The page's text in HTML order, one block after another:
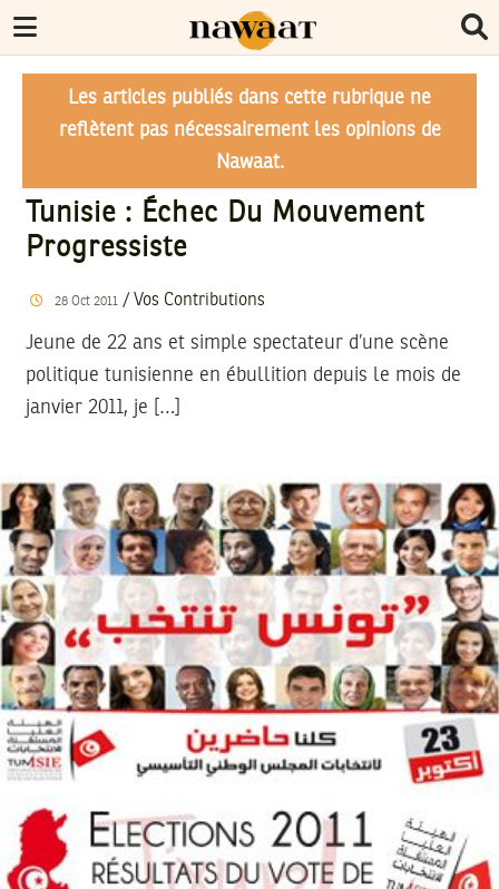
Les articles publiés dans cette rubrique ne
reflètent pas nécessairement les opinions de
Nawaat.
Tunisie : Échec Du Mouvement
Progressiste
28 Oct 2011/ Vos Contributions
Jeune de 22 ans et simple spectateur d’une scène
politique tunisienne en ébullition depuis le mois de
janvier 2011, je […]